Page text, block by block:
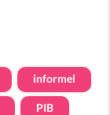
informel
PIB